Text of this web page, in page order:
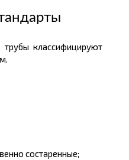
классифицируют
состаренные;